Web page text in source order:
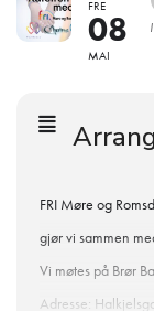
FRE
08
MAI
FRI Møre og
gjør vi sammen
Vi møtes på Brør
Adresse: